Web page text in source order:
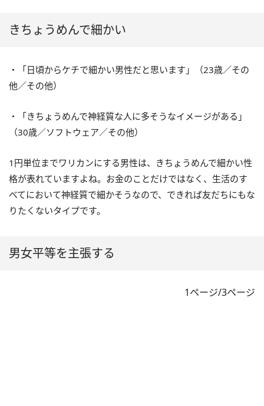
きちょうめんで細かい
・「日頃からケチで細かい男性だと思います」（23歳／その
他／その他）
・「きちょうめんで神経質な人に多そうなイメージがある」
（30歳／ソフトウェア／その他）
1円単位までワリカンにする男性は、きちょうめんで細かい性
格が表れていますよね。お金のことだけではなく、生活のす
べてにおいて神経質で細かそうなので、できれば友だちにもな
りたくないタイプです。
男女平等を主張する
1ページ/3ページ